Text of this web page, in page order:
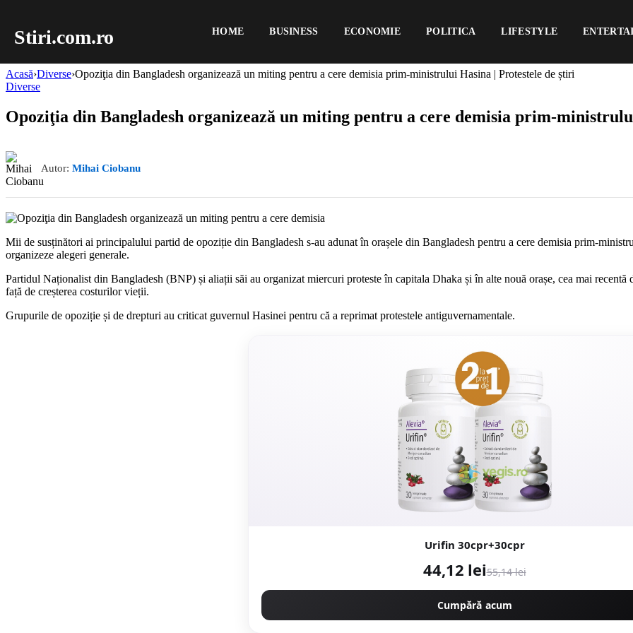
Stiri.com.ro HOME BUSINESS ECONOMIE POLITICA LIFESTYLE
Acasă›Diverse›Opoziţia din Bangladesh organizează un miting pentru a cere demisia prim-ministrului Hasina | Protestele de știri
Diverse
Opoziţia din Bangladesh organizează un miting pentru a cere demisia prim-
Autor: Mihai Ciobanu
Mii de susținători ai principalului partid de opoziție din Bangladesh s-au adunat în orașele din Bangladesh pentru a cere demisia prim-
organizeze alegeri generale.
Partidul Naționalist din Bangladesh (BNP) și aliații săi au organizat miercuri proteste în capitala Dhaka și în alte nouă orașe, cea mai
față de creșterea costurilor vieții.
Grupurile de opoziție și de drepturi au criticat guvernul Hasinei pentru că a reprimat protestele antiguvernamentale.
Urifin 30cpr+30cpr
44,12 lei55,14 lei
Cumpără acum